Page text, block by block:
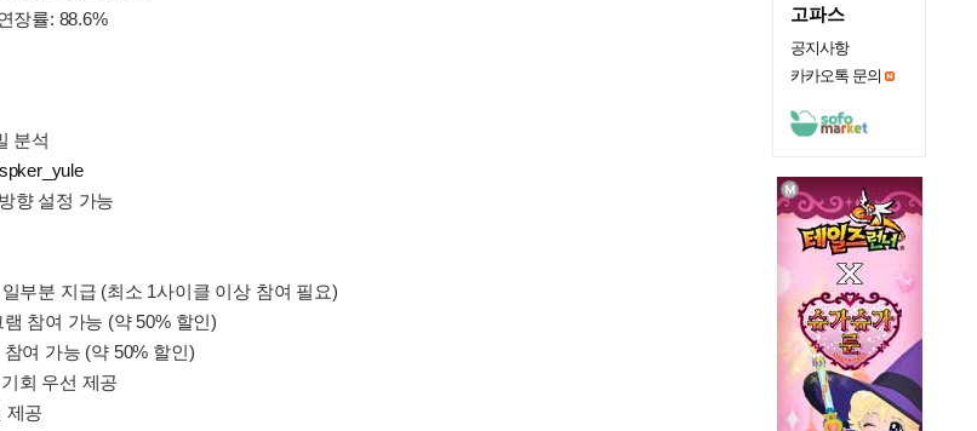
장률: 88.6%
분석
향 설정 가능
부분 지급 (최소 1사이클 이상 참여 필요)
참여 가능 (약 50% 할인)
여 가능 (약 50% 할인)
회 우선 제공
제공
고파스
공지사항
카카오톡 문의